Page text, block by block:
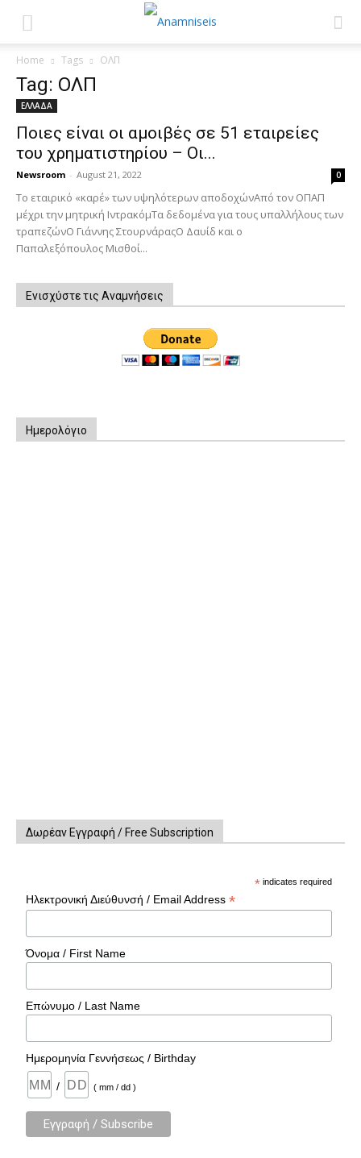
Home Tags ΟΛΠ
Tag: ΟΛΠ
ΕΛΛΑΔΑ
Ποιες είναι οι αμοιβές σε 51 εταιρείες
του χρηματιστηρίου – Οι...
Newsroom - August 21, 2022 0
Το εταιρικό «καρέ» των υψηλότερων αποδοχώνΑπό τον ΟΠΑΠ
μέχρι την μητρική ΙντρακόμΤα δεδομένα για τους υπαλλήλους των
τραπεζώνΟ Γιάννης ΣτουρνάραςΟ Δαυίδ και ο
Παπαλεξόπουλος Μισθοί...
Ενισχύστε τις Αναμνήσεις
Ημερολόγιο
Δωρέαν Εγγραφή / Free Subscription
* indicates required
Ηλεκτρονική Διεύθυνσή / Email Address*
Όνομα / First Name
Επώνυμο / Last Name
Ημερομηνία Γεννήσεως / Birthday
/ ( mm / dd )